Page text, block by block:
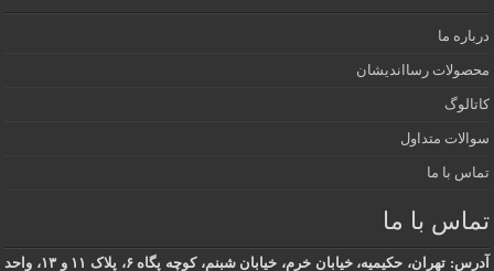
درباره ما
محصولات رسااندیشان
کاتالوگ
سوالات متداول
تماس با ما
تماس با ما
آدرس: تهران، حکیمیه، خیابان خرم، خیابان شبنم، کوچه پگاه ۶، پلاک ۱۱ و ۱۳، واحد